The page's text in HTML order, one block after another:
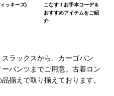
ッキーズ)
こなす！お手本コーデ＆
おすすめアイテムをご紹
介
ラックスから、カーゴパン
パンツまでご用意。古着ロン
揃えで取り揃えております。